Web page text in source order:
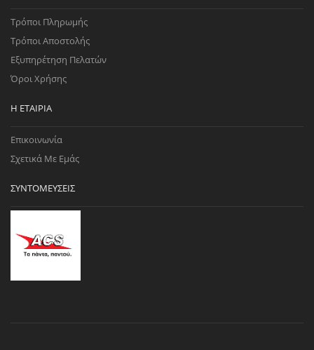
Τρόποι Πληρωμής
Τρόποι Αποστολής
Εξυπηρέτηση Πελατών
Όροι Χρήσης
Η ΕΤΑΙΡΊΑ
Επικοινωνία
Σχετικά Με Εμάς
ΣΥΝΤΟΜΕΎΣΕΙΣ